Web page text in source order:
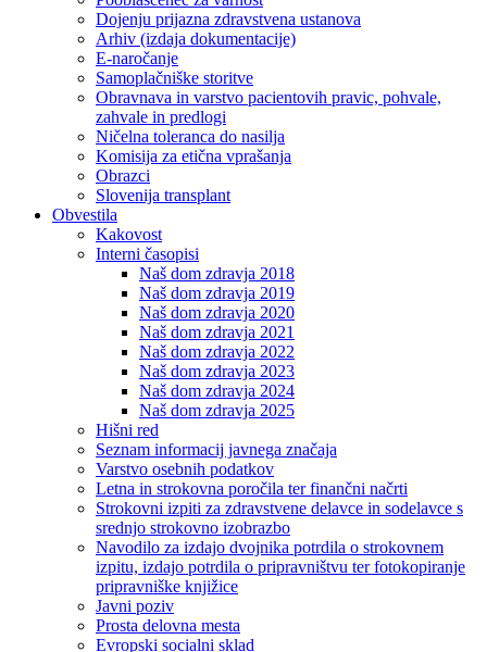
Dojenju prijazna zdravstvena ustanova
Arhiv (izdaja dokumentacije)
E-naročanje
Samoplačniške storitve
Obravnava in varstvo pacientovih pravic, pohvale,
zahvale in predlogi
Ničelna toleranca do nasilja
Komisija za etična vprašanja
Obrazci
Slovenija transplant
Obvestila
Kakovost
Interni časopisi
Naš dom zdravja 2018
Naš dom zdravja 2019
Naš dom zdravja 2020
Naš dom zdravja 2021
Naš dom zdravja 2022
Naš dom zdravja 2023
Naš dom zdravja 2024
Naš dom zdravja 2025
Hišni red
Seznam informacij javnega značaja
Varstvo osebnih podatkov
Letna in strokovna poročila ter finančni načrti
Strokovni izpiti za zdravstvene delavce in sodelavce s
srednjo strokovno izobrazbo
Navodilo za izdajo dvojnika potrdila o strokovnem
izpitu, izdajo potrdila o pripravništvu ter fotokopiranje
pripravniške knjižice
Javni poziv
Prosta delovna mesta
Evropski socialni sklad